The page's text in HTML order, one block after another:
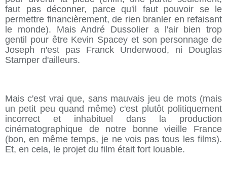
faut pas déconner, parce qu'il faut pouvoir se le
permettre financièrement, de rien branler en refaisant
le monde). Mais André Dussolier a l'air bien trop
gentil pour être Kevin Spacey et son personnage de
Joseph n'est pas Franck Underwood, ni Douglas
Stamper d'ailleurs.
Mais c'est vrai que, sans mauvais jeu de mots (mais
un petit peu quand même) c'est plutôt politiquement
incorrect et inhabituel dans la production
cinématographique de notre bonne vieille France
(bon, en même temps, je ne vois pas tous les films).
Et, en cela, le projet du film était fort louable.